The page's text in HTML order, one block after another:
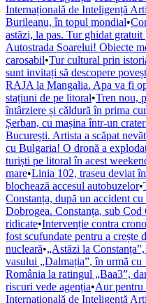
Internațională de Inteligență
Burileanu, în topul mondial•
astăzi, la pas. Tur ghidat
Autostrada Soarelui! Obiecte
carosabil•Tur cultural prin
sunt invitați să descopere
RAJA la Mangalia. Apa va fi
stațiuni de pe litoral•Tren nou,
întârziere și căldură în prima
Șerban, cu mașina într-un
București. Artista a scăpat
cu Bulgaria! O dronă a
turiști pe litoral în acest
mare•Linia 102, traseu deviat
blochează accesul autobuzelor•
Constanța, după un accident cu
Dobrogea. Constanța, sub Cod
ridicate•Intervenție contra
fost scufundate pentru a crește
nucleară•„Astăzi la
vasului „Dalmația”, în urmă cu
România la ratingul „Baa3”,
riscuri vede agenția•Aur pentru
Internațională de Inteligență